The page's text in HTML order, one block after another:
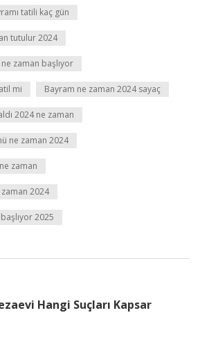
tatili kaç gün
tutulur 2024
zaman başlıyor
mi Bayram ne zaman 2024 sayaç
2024 ne zaman
ne zaman 2024
zaman
2024
2025
Hangi Suçları Kapsar